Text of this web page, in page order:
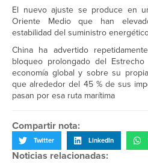
El nuevo ajuste se produce en
Oriente Medio que han
estabilidad del suministro
China ha advertido
bloqueo prolongado del
economía global y sobre su
que alrededor del 45 % de sus
pasan por esa ruta marítima
Compartir nota:
Twitter LinkedIn
Noticias relacionadas: